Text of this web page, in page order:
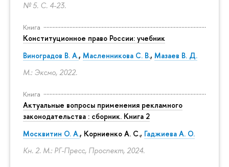
№ 5. С. 4-23.
Книга
Конституционное право России: учебник
Виноградов В. А., Масленникова С. В., Мазаев В. Д.
М.: Эксмо, 2022.
Книга
Актуальные вопросы применения рекламного
законодательства : сборник. Книга 2
Москвитин О. А., Корниенко А. С., Гаджиева А. О.
Кн. 2. М.: РГ-Пресс, Проспект, 2024.